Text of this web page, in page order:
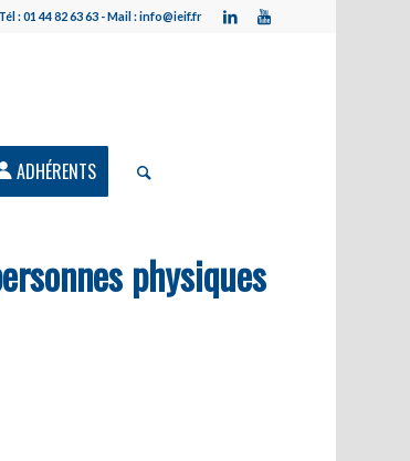
Tél : 01 44 82 63 63 - Mail : info@ieif.fr
ADHÉRENTS
physiques